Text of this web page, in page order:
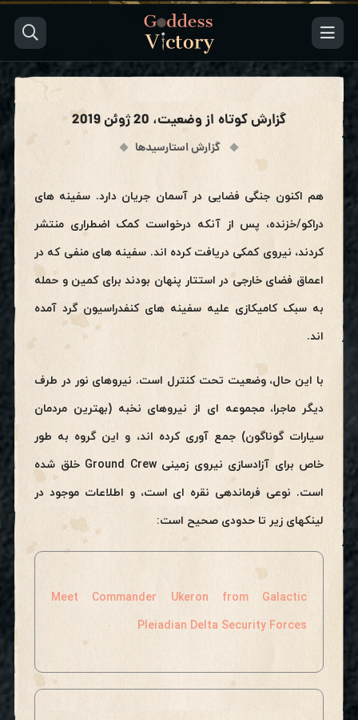
گزارش کوتاه از وضعیت، 20 ژوئن 2019
گزارش استارسیدها
هم اکنون جنگی فضایی در آسمان جریان دارد. سفینه های
دراکو/خزنده، پس از آنکه درخواست کمک اضطراری منتشر
کردند، نیروی کمکی دریافت کرده اند. سفینه های منفی که در
اعماق فضای خارجی در استتار پنهان بودند برای کمین و حمله
به سبک کامیکازی علیه سفینه های کنفدراسیون گرد آمده
اند.
با این حال،وضعیت تحت کنترل است. نیروهای نور در طرف
دیگر ماجرا، مجموعه ای از نیروهای نخبه (بهترین مردمان
سیارات گوناگون) جمع آوری کرده اند، و این گروه به طور
خاص برای آزادسازی نیروی زمینی Ground Crew خلق شده
است. نوعی فرماندهی نقره ای است، و اطلاعات موجود در
لینکهای زیر تا حدودی صحیح است:
Meet Commander Ukeron from Galactic
Pleiadian Delta Security Forces